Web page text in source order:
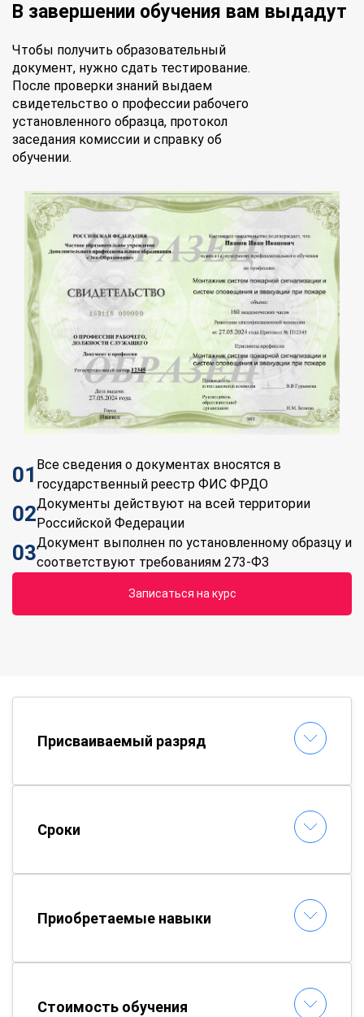
В завершении обучения вам выдадут
Чтобы получить образовательный
документ, нужно сдать тестирование.
После проверки знаний выдаем
свидетельство о профессии рабочего
установленного образца, протокол
заседания комиссии и справку об
обучении.
01 Все сведения о документах вносятся в
государственный реестр ФИС ФРДО
02Документы действуют на всей территории
Российской Федерации
03Документ выполнен по установленному образцу и
соответствуют требованиям 273-ФЗ
Записаться на курс
Присваиваемый разряд
Сроки
Приобретаемые навыки
Стоимость обучения